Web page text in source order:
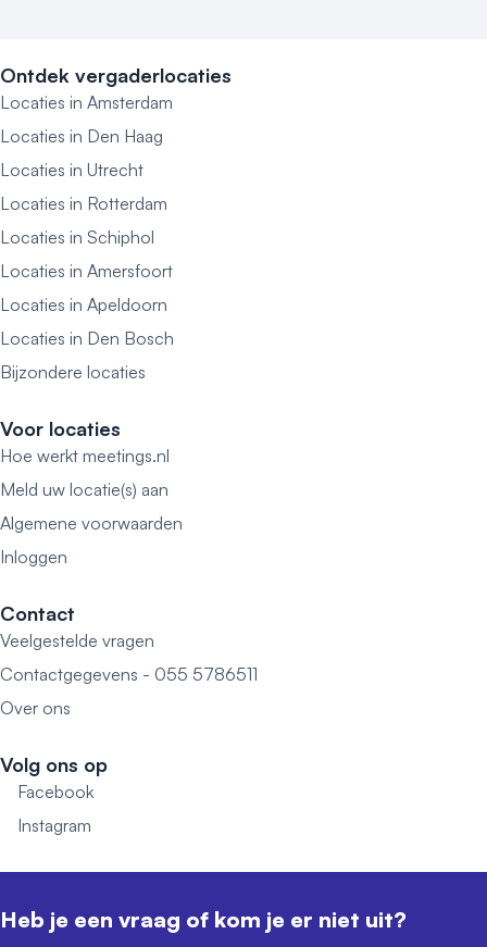
Ontdek vergaderlocaties
Locaties in Amsterdam
Locaties in Den Haag
Locaties in Utrecht
Locaties in Rotterdam
Locaties in Schiphol
Locaties in Amersfoort
Locaties in Apeldoorn
Locaties in Den Bosch
Bijzondere locaties
Voor locaties
Hoe werkt meetings.nl
Meld uw locatie(s) aan
Algemene voorwaarden
Inloggen
Contact
Veelgestelde vragen
Contactgegevens - 055 5786511
Over ons
Volg ons op
Facebook
Instagram
Heb je een vraag of kom je er niet uit?